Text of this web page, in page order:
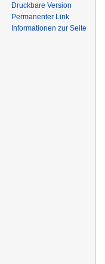
Druckbare Version
Permanenter Link
Informationen zur Seite